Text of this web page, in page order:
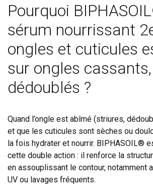
Pourquoi
sérum nourrissant
ongles et cuticules
sur ongles
dédoublés ?
Quand l’ongle est abîmé (striures,
et que les cuticules sont sèches ou
la fois hydrater et nourrir. BIPHASOIL®
cette double action : il renforce la
en assouplissant le contour, notamment
UV ou lavages fréquents.